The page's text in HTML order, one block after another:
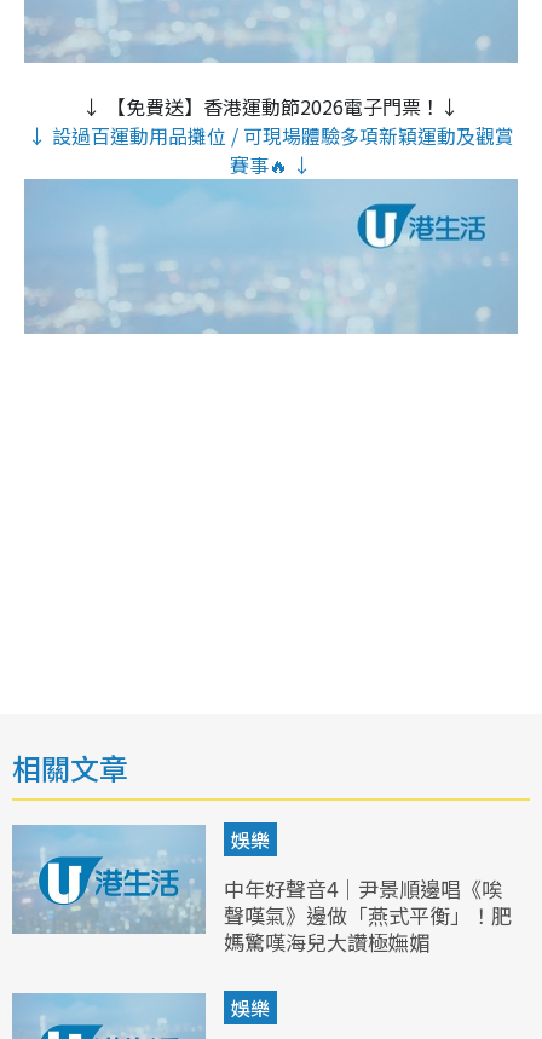
↓ 【免費送】香港運動節2026電子門票！↓
↓ 設過百運動用品攤位 / 可現場體驗多項新穎運動及觀賞
賽事🔥 ↓
相關文章
娛樂
中年好聲音4｜尹景順邊唱《唉
聲嘆氣》邊做「燕式平衡」！肥
媽驚嘆海兒大讚極嫵媚
娛樂